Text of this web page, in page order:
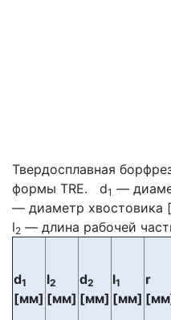
Твердосплавная
формы TRE. d1 —
— диаметр хвостовика
l2 — длина рабочей
d1
[мм]
l2
[мм]
d2
[мм]
l1
[мм]
r